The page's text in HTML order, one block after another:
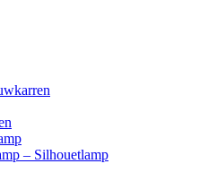
– Silhouetlamp